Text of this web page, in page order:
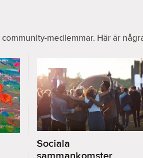
medlemmar. Här är
Sociala